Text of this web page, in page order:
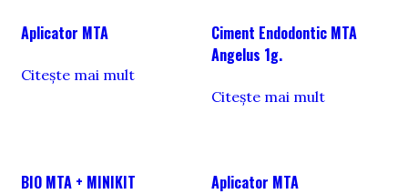
Aplicator MTA
Citește mai mult
Ciment Endodontic MTA
Angelus 1g.
Citește mai mult
BIO MTA + MINIKIT Aplicator MTA